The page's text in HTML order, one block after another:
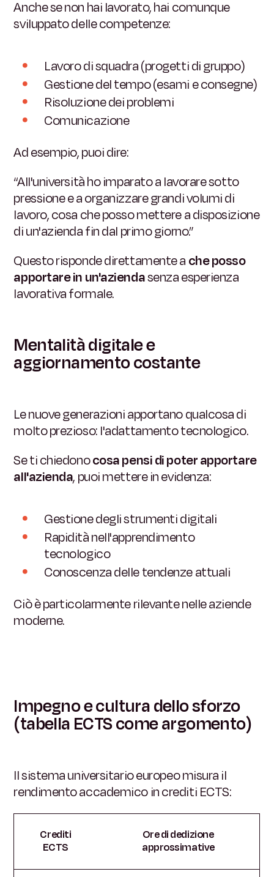
Anche se non hai lavorato, hai comunque
sviluppato delle competenze:
Lavoro di squadra (progetti di gruppo)
Gestione del tempo (esami e consegne)
Risoluzione dei problemi
Comunicazione
Ad esempio, puoi dire:
“All'università ho imparato a lavorare sotto
pressione e a organizzare grandi volumi di
lavoro, cosa che posso mettere a disposizione
di un'azienda fin dal primo giorno.”
Questo risponde direttamente a che posso
apportare in un'aziendasenza esperienza
lavorativa formale.
Mentalità digitale e
aggiornamento costante
Le nuove generazioni apportano qualcosa di
molto prezioso: l'adattamento tecnologico.
Se ti chiedonocosa pensi di poter apportare
all'azienda, puoi mettere in evidenza:
Gestione degli strumenti digitali
Rapidità nell'apprendimento
tecnologico
Conoscenza delle tendenze attuali
Ciò è particolarmente rilevante nelle aziende
moderne.
Impegno e cultura dello sforzo
(tabella ECTS come argomento)
Il sistema universitario europeo misura il
rendimento accademico in crediti ECTS:
Crediti
ECTS
Ore di dedizione
approssimative